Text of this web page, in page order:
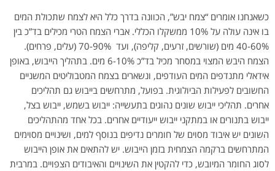
כשאנחנו אומרים “צמח יבש”, הכוונה בדרך כלל היא לצמח שתכולת המים
בו אינה עולה על 10% ממשקלו הכללי. אברי הצמח הטרי מכילים בד”כ בין
40-60% מים (שורשים, זרעים, קליפה), ועד 70-90% (עלים, פרחים).
הצמח היבש המצוי במסחר מכיל בד”כ 6-10% מים. בתהליך הייבוש, באופן
אידאלי מתנדפים המים העודפים, ונשארים בצמח המטבוליטים המשניים
החשובים לפעילות הביולוגית. בפועל, מתרחשים בייבוש גם תהליכים
אחרים. תהליכי ייבוש שונים נהוגים בתעשייה: ייבוש בשמש, ייבוש בצל,
ייבוש בתנורים או במתקני ייבוש ייעודיים אחרים. בכל אחד מהתהליכים
השונים יש איבוד מסוים של חומרים נדיפים בנוסף למים, ושינויים מסוימים
המתרחשים ברקמה הצמחית בזמן הייבוש. יש להתאים את אופן הייבוש
לסוג החומר המיובש, כדי להקטין את השינויים והאיבודים הצפויים. במרבית